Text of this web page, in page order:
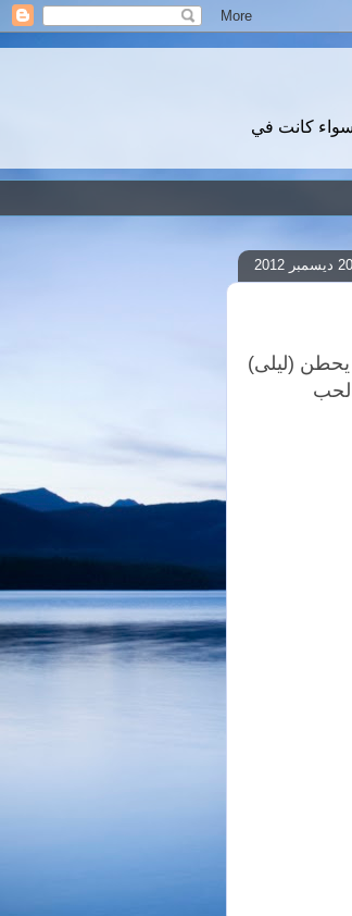
سواء كانت في
يحطن (ليلى)